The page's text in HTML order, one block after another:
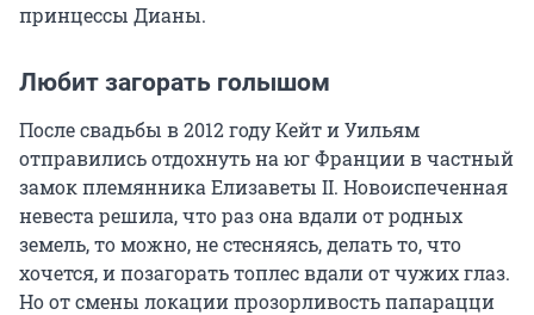
принцессы Дианы.
Любит загорать голышом
После свадьбы в 2012 году Кейт и Уильям
отправились отдохнуть на юг Франции в частный
замок племянника Елизаветы II. Новоиспеченная
невеста решила, что раз она вдали от родных
земель, то можно, не стесняясь, делать то, что
хочется, и позагорать топлес вдали от чужих глаз.
Но от смены локации прозорливость папарацци